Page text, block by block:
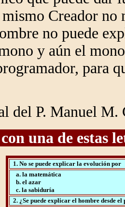
Creador no
no puede
y aún el
para
del P. Manuel M.
una de estas
1. No se puede explicar la evolución por
a. la matemática
b. el azar
c. la sabiduría
2. ¿Se puede explicar el hombre desde